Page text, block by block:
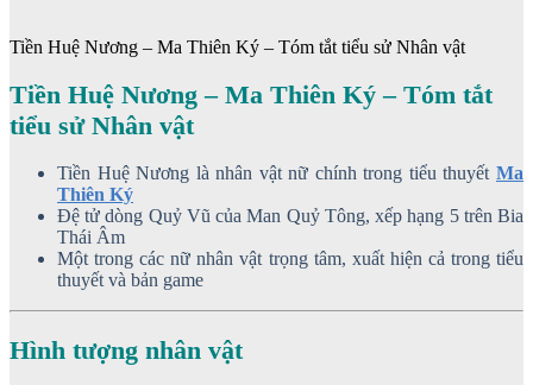
Tiền Huệ Nương – Ma Thiên Ký – Tóm tắt tiểu sử Nhân vật
Tiền Huệ Nương – Ma Thiên Ký – Tóm tắt
tiểu sử Nhân vật
Tiền Huệ Nương là nhân vật nữ chính trong tiểu thuyết Ma
Thiên Ký
Đệ tử dòng Quỷ Vũ của Man Quỷ Tông, xếp hạng 5 trên Bia
Thái Âm
Một trong các nữ nhân vật trọng tâm, xuất hiện cả trong tiểu
thuyết và bản game
Hình tượng nhân vật